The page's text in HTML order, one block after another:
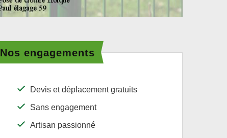
Nos engagements
Devis et déplacement gratuits
Sans engagement
Artisan passionné